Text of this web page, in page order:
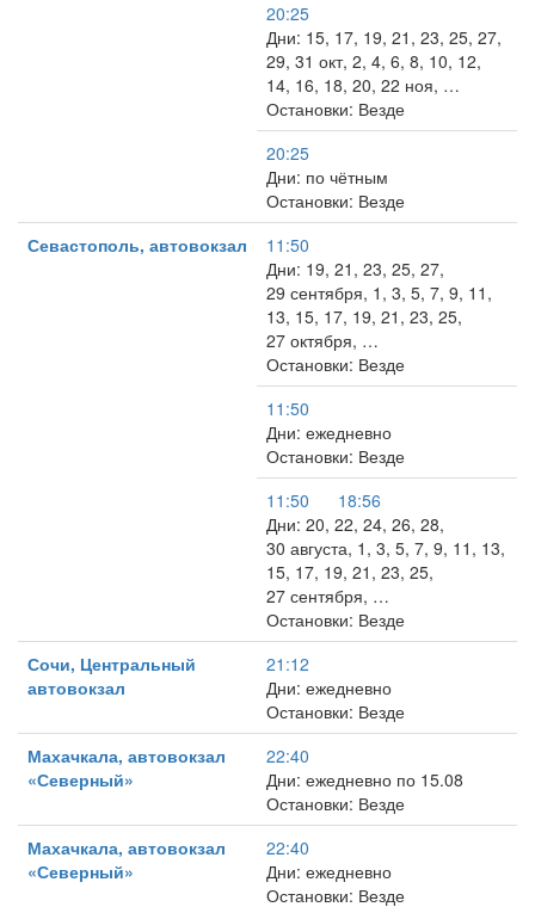
20:25
Дни: 15, 17, 19, 21, 23, 25, 27,
29, 31 окт, 2, 4, 6, 8, 10, 12,
14, 16, 18, 20, 22 ноя, …
Остановки: Везде
20:25
Дни: по чётным
Остановки: Везде
Севастополь, автовокзал
11:50
Дни: 19, 21, 23, 25, 27,
29 сентября, 1, 3, 5, 7, 9, 11,
13, 15, 17, 19, 21, 23, 25,
27 октября, …
Остановки: Везде
11:50
Дни: ежедневно
Остановки: Везде
11:50
18:56
Дни: 20, 22, 24, 26, 28,
30 августа, 1, 3, 5, 7, 9, 11, 13,
15, 17, 19, 21, 23, 25,
27 сентября, …
Остановки: Везде
Сочи, Центральный
автовокзал
21:12
Дни: ежедневно
Остановки: Везде
Махачкала, автовокзал
«Северный»
22:40
Дни: ежедневно по 15.08
Остановки: Везде
Махачкала, автовокзал
«Северный»
22:40
Дни: ежедневно
Остановки: Везде